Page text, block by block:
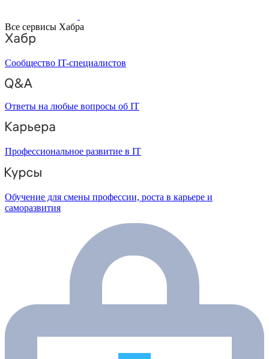
Все сервисы Хабра
Сообщество IT-специалистов
Ответы на любые вопросы об IT
Профессиональное развитие в IT
Обучение для смены профессии, роста в карьере и
саморазвития